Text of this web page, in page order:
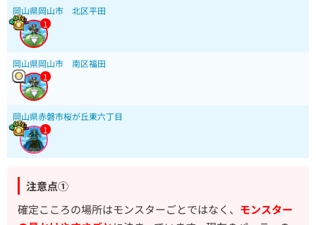
岡山県岡山市 北区平田
1
岡山県岡山市 南区福田
1
岡山県赤磐市桜が丘東六丁目
1
注意点①
確定こころの場所はモンスターごとではなく、 モンスター